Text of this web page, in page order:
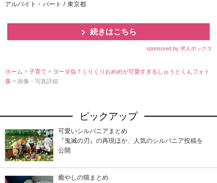
アルバイト・パート / 東京都
続きはこちら
sponsored by 求人ボックス
ホーム >子育て> ヨーダ似？くりくりおめめが可愛すぎるしゅうとくんフォト
集> 画像・写真詳細
ピックアップ
可愛いシルバニアまとめ
『鬼滅の刃』の再現ほか、人気のシルバニア投稿を
公開
癒やしの猫まとめ